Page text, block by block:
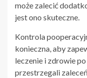
może zalecić
jest ono skuteczne.
Kontrola
konieczna, aby
leczenie i zdrowie
przestrzegali